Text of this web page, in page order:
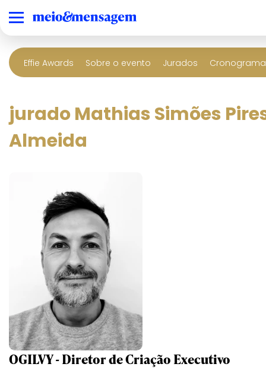
Effie Awards Sobre o evento Jurados
jurado Mathias Simões
Almeida
OGILVY - Diretor de Criação Executivo